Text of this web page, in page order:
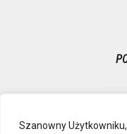
Szanowny